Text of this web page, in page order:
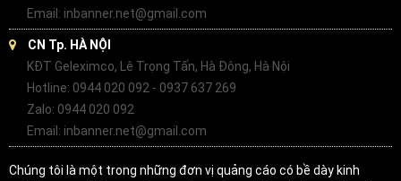
Email: inbanner.net@gmail.com
CN Tp. HÀ NỘI
KĐT Geleximco, Lê Trọng Tấn, Hà Đông, Hà Nội
Hotline: 0944 020 092 - 0937 637 269
Zalo: 0944 020 092
Email: inbanner.net@gmail.com
Chúng tôi là một trong những đơn vị quảng cáo có bề dày kinh